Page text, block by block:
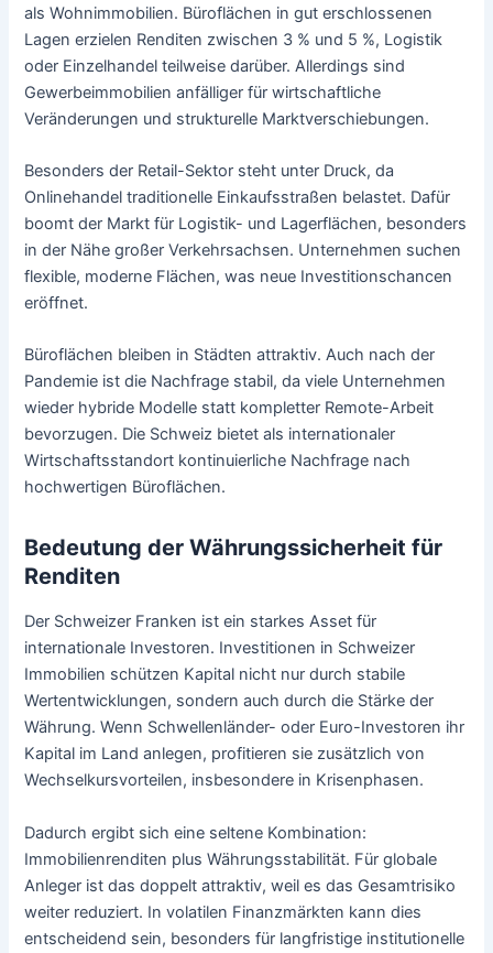
als Wohnimmobilien. Büroflächen in gut erschlossenen
Lagen erzielen Renditen zwischen 3 % und 5 %, Logistik
oder Einzelhandel teilweise darüber. Allerdings sind
Gewerbeimmobilien anfälliger für wirtschaftliche
Veränderungen und strukturelle Marktverschiebungen.
Besonders der Retail-Sektor steht unter Druck, da
Onlinehandel traditionelle Einkaufsstraßen belastet. Dafür
boomt der Markt für Logistik- und Lagerflächen, besonders
in der Nähe großer Verkehrsachsen. Unternehmen suchen
flexible, moderne Flächen, was neue Investitionschancen
eröffnet.
Büroflächen bleiben in Städten attraktiv. Auch nach der
Pandemie ist die Nachfrage stabil, da viele Unternehmen
wieder hybride Modelle statt kompletter Remote-Arbeit
bevorzugen. Die Schweiz bietet als internationaler
Wirtschaftsstandort kontinuierliche Nachfrage nach
hochwertigen Büroflächen.
Bedeutung der Währungssicherheit für
Renditen
Der Schweizer Franken ist ein starkes Asset für
internationale Investoren. Investitionen in Schweizer
Immobilien schützen Kapital nicht nur durch stabile
Wertentwicklungen, sondern auch durch die Stärke der
Währung. Wenn Schwellenländer- oder Euro-Investoren ihr
Kapital im Land anlegen, profitieren sie zusätzlich von
Wechselkursvorteilen, insbesondere in Krisenphasen.
Dadurch ergibt sich eine seltene Kombination:
Immobilienrenditen plus Währungsstabilität. Für globale
Anleger ist das doppelt attraktiv, weil es das Gesamtrisiko
weiter reduziert. In volatilen Finanzmärkten kann dies
entscheidend sein, besonders für langfristige institutionelle